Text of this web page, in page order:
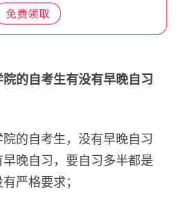
的自考生有没有早晚自习
的自考生，没有早晚自习
晚自习，要自习多半都是
严格要求；